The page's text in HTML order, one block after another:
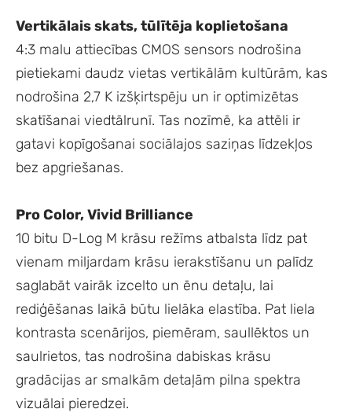
Vertikālais skats, tūlītēja koplietošana
4:3 malu attiecības CMOS sensors nodrošina
pietiekami daudz vietas vertikālām kultūrām, kas
nodrošina 2,7 K izšķirtspēju un ir optimizētas
skatīšanai viedtālrunī. Tas nozīmē, ka attēli ir
gatavi kopīgošanai sociālajos saziņas līdzekļos
bez apgriešanas.
Pro Color, Vivid Brilliance
10 bitu D-Log M krāsu režīms atbalsta līdz pat
vienam miljardam krāsu ierakstīšanu un palīdz
saglabāt vairāk izcelto un ēnu detaļu, lai
rediģēšanas laikā būtu lielāka elastība. Pat liela
kontrasta scenārijos, piemēram, saullēktos un
saulrietos, tas nodrošina dabiskas krāsu
gradācijas ar smalkām detaļām pilna spektra
vizuālai pieredzei.